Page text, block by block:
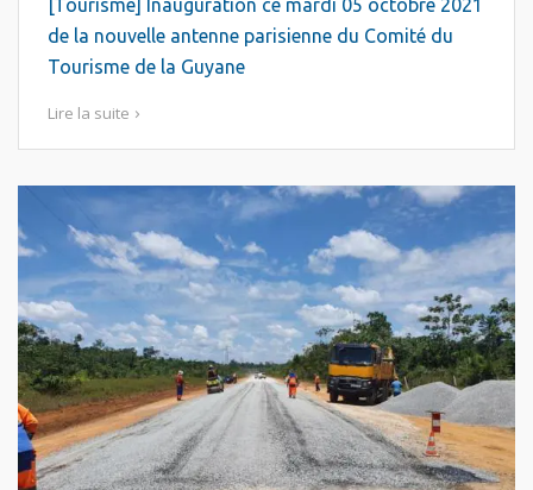
[Tourisme] Inauguration ce mardi 05 octobre 2021
de la nouvelle antenne parisienne du Comité du
Tourisme de la Guyane
Lire la suite